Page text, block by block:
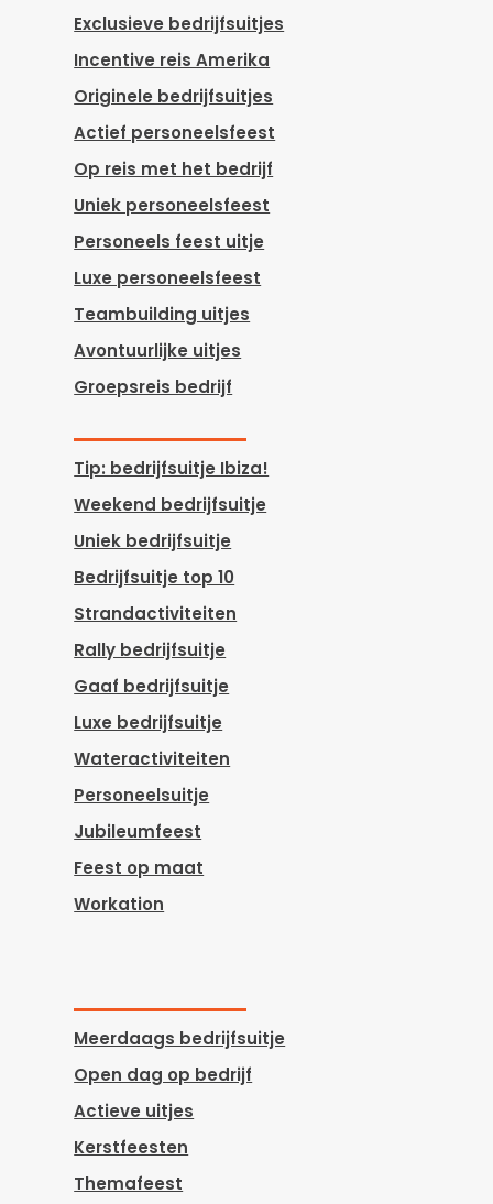
Exclusieve bedrijfsuitjes
Incentive reis Amerika
Originele bedrijfsuitjes
Actief personeelsfeest
Op reis met het bedrijf
Uniek personeelsfeest
Personeels feest uitje
Luxe personeelsfeest
Teambuilding uitjes
Avontuurlijke uitjes
Groepsreis bedrijf
Tip: bedrijfsuitje Ibiza!
Weekend bedrijfsuitje
Uniek bedrijfsuitje
Bedrijfsuitje top 10
Strandactiviteiten
Rally bedrijfsuitje
Gaaf bedrijfsuitje
Luxe bedrijfsuitje
Wateractiviteiten
Personeelsuitje
Jubileumfeest
Feest op maat
Workation
Meerdaags bedrijfsuitje
Open dag op bedrijf
Actieve uitjes
Kerstfeesten
Themafeest